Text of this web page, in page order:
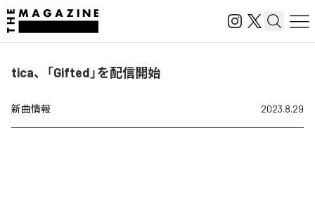
tica、「Gifted」を配信開始
新曲情報 2023.8.29